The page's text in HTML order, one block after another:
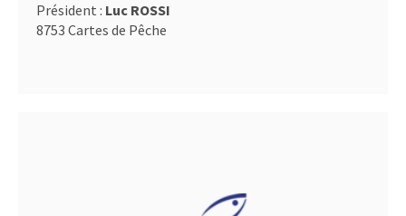
Président : Luc ROSSI
8753 Cartes de Pêche